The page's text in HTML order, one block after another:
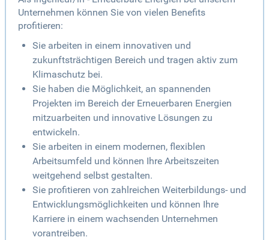
Unternehmen können Sie von vielen Benefits
profitieren:
Sie arbeiten in einem innovativen und
zukunftsträchtigen Bereich und tragen aktiv zum
Klimaschutz bei.
Sie haben die Möglichkeit, an spannenden
Projekten im Bereich der Erneuerbaren Energien
mitzuarbeiten und innovative Lösungen zu
entwickeln.
Sie arbeiten in einem modernen, flexiblen
Arbeitsumfeld und können Ihre Arbeitszeiten
weitgehend selbst gestalten.
Sie profitieren von zahlreichen Weiterbildungs- und
Entwicklungsmöglichkeiten und können Ihre
Karriere in einem wachsenden Unternehmen
vorantreiben.